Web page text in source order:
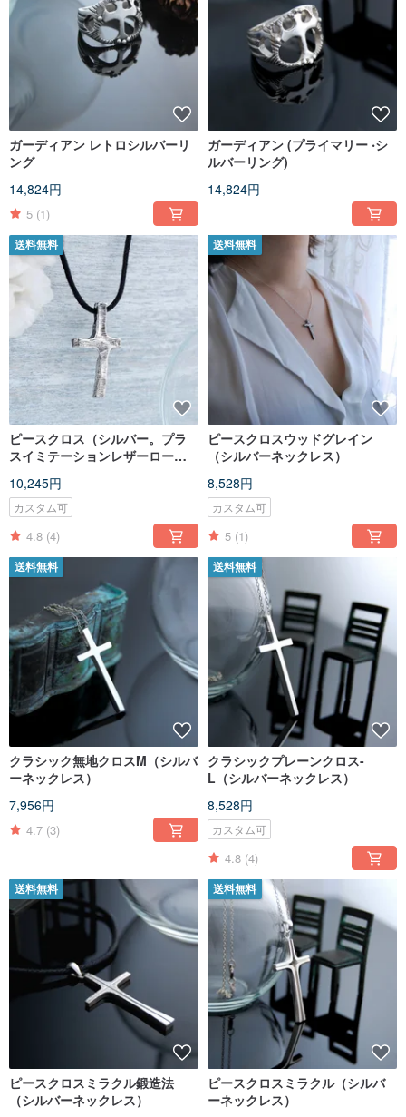
ガーディアン レトロシルバーリ
ング
14,824円
5 (1)
ガーディアン (プライマリー ‧シ
ルバーリング)
14,824円
送料無料
ピースクロス（シルバー。プラ
スイミテーションレザーロー
10,245円
カスタム可
4.8 (4)
送料無料
ピースクロスウッドグレイン
（シルバーネックレス）
8,528円
カスタム可
5 (1)
送料無料
クラシック無地クロスM（シルバ
ーネックレス）
7,956円
4.7 (3)
送料無料
クラシックプレーンクロス-
L（シルバーネックレス）
8,528円
カスタム可
4.8 (4)
送料無料
ピースクロスミラクル鍛造法
（シルバーネックレス）
送料無料
ピースクロスミラクル（シルバ
ーネックレス）